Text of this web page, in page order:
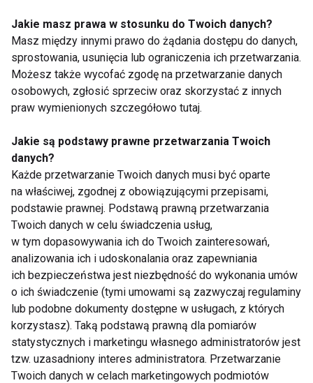
Twoim trenerem?
Fitness przyszłości
balansuje na granicy
realu i wirtualu
potrzebujesz 10
tysięcy kroków
dziennie?
Sprawdzamy fakty
Pokaż więcej
Internet
Czytaj opinie o
sklepach
internetowych ze
zdrową żywnością
Dietetyk i trener
personalny online.
Sprawdź, czy
internetowe porady,
mogą być skuteczne.
Jakie masz prawa w stosunku do Twoich danych?
Masz między innymi prawo do żądania dostępu do danych,
sprostowania, usunięcia lub ograniczenia ich przetwarzania.
Możesz także wycofać zgodę na przetwarzanie danych
osobowych, zgłosić sprzeciw oraz skorzystać z innych
praw wymienionych szczegółowo tutaj.
Jakie są podstawy prawne przetwarzania Twoich
danych?
Każde przetwarzanie Twoich danych musi być oparte
na właściwej, zgodnej z obowiązującymi przepisami,
podstawie prawnej. Podstawą prawną przetwarzania
Twoich danych w celu świadczenia usług,
w tym dopasowywania ich do Twoich zainteresowań,
analizowania ich i udoskonalania oraz zapewniania
ich bezpieczeństwa jest niezbędność do wykonania umów
o ich świadczenie (tymi umowami są zazwyczaj regulaminy
lub podobne dokumenty dostępne w usługach, z których
korzystasz). Taką podstawą prawną dla pomiarów
statystycznych i marketingu własnego administratorów jest
tzw. uzasadniony interes administratora. Przetwarzanie
Twoich danych w celach marketingowych podmiotów